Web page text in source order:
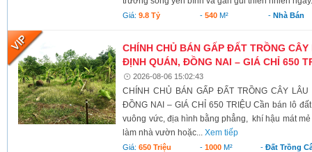
Giá:9.8 Tỷ -540 M² - Nhà Bán
CHÍNH CHỦ BÁN GẤP ĐẤT TRỒNG
ĐỊNH QUÁN, ĐỒNG NAI – GIÁ CHỈ 650
2026-08-06 15:02:43
CHÍNH CHỦ BÁN GẤP ĐẤT TRỒNG CÂY LÂU
ĐỒNG NAI – GIÁ CHỈ 650 TRIỆU Cần bán lô
vuông vức, địa hình bằng phẳng, khí hậu mát
làm nhà vườn hoặc...Xem tiếp
Giá:650 Triệu - 1000M² -Đất Trồng